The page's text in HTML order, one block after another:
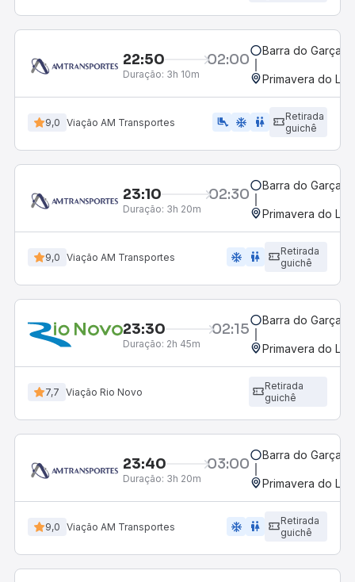
22:50 02:00
Duração: 3h 10m
Barra do
Primavera do
9,0 Viação AM Transportes airline_seat_legroom_extra ac_unit wc
Retirada
guichê
23:10 02:30
Duração: 3h 20m
Barra do
Primavera do
9,0 Viação AM Transportes ac_unit wc
Retirada
guichê
23:30 02:15
Duração: 2h 45m
Barra do
Primavera do
7,7 Viação Rio Novo
Retirada
guichê
23:40 03:00
Duração: 3h 20m
Barra do
Primavera do
9,0 Viação AM Transportes ac_unit wc
Retirada
guichê